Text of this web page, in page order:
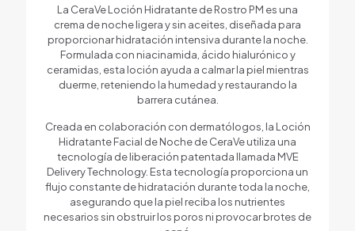
La CeraVe Loción Hidratante de Rostro PM es una
crema de noche ligera y sin aceites, diseñada para
proporcionar hidratación intensiva durante la noche.
Formulada con niacinamida, ácido hialurónico y
ceramidas, esta loción ayuda a calmar la piel mientras
duerme, reteniendo la humedad y restaurando la
barrera cutánea.
Creada en colaboración con dermatólogos, la Loción
Hidratante Facial de Noche de CeraVe utiliza una
tecnología de liberación patentada llamada MVE
Delivery Technology. Esta tecnología proporciona un
flujo constante de hidratación durante toda la noche,
asegurando que la piel reciba los nutrientes
necesarios sin obstruir los poros ni provocar brotes de